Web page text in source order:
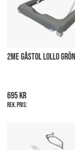
2ME GÅSTOL LOLLO GRÖN
695 kr
Rek. pris: